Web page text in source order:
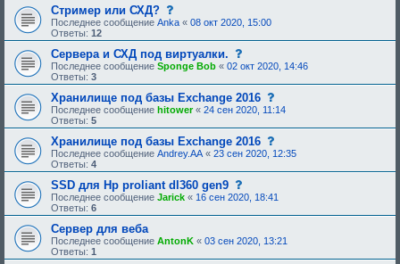
н
я
,
т
р
у
щ
е
д
б
и
щ
е
н
и
е
,
т
р
е
б
у
щ
е
е
о
б
и
Стример или СХД?
о
о
б
щ
е
н
и
е
,
т
р
е
б
у
щ
е
е
б
Последнее сообщение Anka « 08 окт 2020, 15:00
Ответы: 12
Сервера и СХД под виртуалки.
о
о
б
щ
е
н
и
е
,
т
р
у
е
Последнее сообщение Sponge Bob « 02 окт 2020, 14:46
Ответы: 3
Хранилище под базы Exchange 2016
о
о
б
е
н
и
р
у
Последнее сообщение hitower« 24 сен 2020, 11:14
Ответы: 5
Хранилище под базы Exchange 2016
о
о
б
и
,
т
р
Последнее сообщение Andrey.AA « 23 сен 2020, 12:35
Ответы: 4
SSD для Hp proliant dl360 gen9
о
о
б
е
н
и
Последнее сообщение Jarick « 16 сен 2020, 18:41
Ответы: 6
Сервер для веба
Последнее сообщение AntonK « 03 сен 2020, 13:21
Ответы: 1